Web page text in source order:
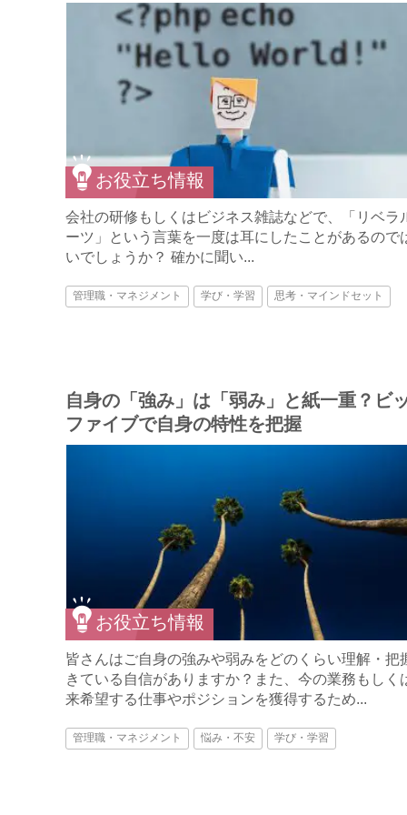
お役立ち情報
会社の研修もしくはビジネス雑誌などで、「リベラ
ーツ」という言葉を一度は耳にしたことがあるので
いでしょうか？ 確かに聞い...
管理職・マネジメント 学び・学習 思考・マインドセット
自身の「強み」は「弱み」と紙一重？ビ
ファイブで自身の特性を把握
お役立ち情報
皆さんはご自身の強みや弱みをどのくらい理解・把
きている自信がありますか？また、今の業務もしく
来希望する仕事やポジションを獲得するため...
管理職・マネジメント 悩み・不安 学び・学習